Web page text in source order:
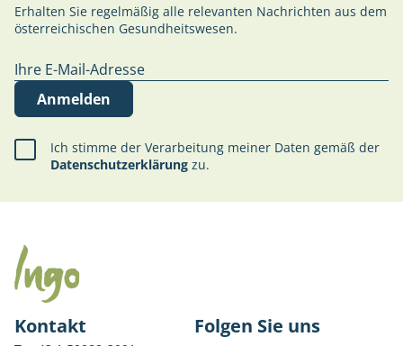
Erhalten Sie regelmäßig alle relevanten Nachrichten aus dem
österreichischen Gesundheitswesen.
Anmelden
Ich stimme der Verarbeitung meiner Daten gemäß der
Datenschutzerklärung zu.
Kontakt Folgen Sie uns